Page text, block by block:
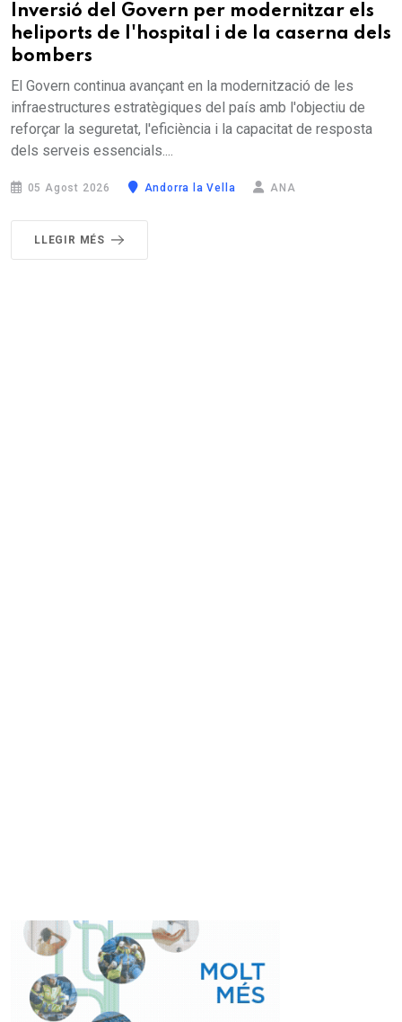
Inversió del Govern per modernitzar els
heliports de l'hospital i de la caserna dels
bombers
El Govern continua avançant en la modernització de les
infraestructures estratègiques del país amb l'objectiu de
reforçar la seguretat, l'eficiència i la capacitat de resposta
dels serveis essencials....
05 Agost 2026 Andorra la Vella ANA
LLEGIR MÉS